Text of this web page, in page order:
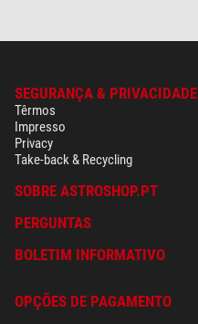
SEGURANÇA & PRIVACIDADE
Têrmos
Impresso
Privacy
Take-back & Recycling
SOBRE ASTROSHOP.PT
PERGUNTAS
BOLETIM INFORMATIVO
OPÇÕES DE PAGAMENTO